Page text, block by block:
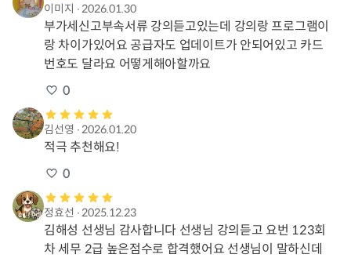
이미지 ∙2026.01.30
부가세신고부속서류 강의듣고있는데 강의랑 프로그램이
랑 차이가있어요 공급자도 업데이트가 안되어있고 카드
번호도 달라요 어떻게해아할까요
0
김선영 ∙2026.01.20
적극 추천해요!
0
정효선 ∙2025.12.23
김해성 선생님 감사합니다 선생님 강의듣고 요번 123회
차 세무 2급 높은점수로 합격했어요 선생님이 말하신데